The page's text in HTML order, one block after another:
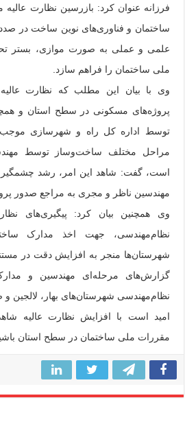
ساختمان و فناوری‌های نوین ساخت در صدد
علمی و عملی به صورت موازی، بستر
ملی ساختمان را فراهم سازد.
پروژه‌های مسکونی در سطح استان و
توسط اداره کل راه و شهرسازی موجب
مراحل مختلف ساخت‌وساز توسط
است، گفت: شاهد این امر، رشد
مهندسین ناظر و مجری به مراجع صدور
نظام‌مهندسی، جهت اخذ مدارک
شهرستان‌ها منجر به افزایش دقت در
گزارش‌های مرحله‌ای مهندسین و
نظام‌مهندسی شهرستان‌های بهار، لالجین و
امید است با افزایش نظارت عالیه
مقررات ملی ساختمان در سطح استان